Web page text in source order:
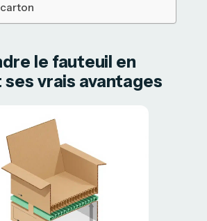
le fauteuil en
vrais avantages